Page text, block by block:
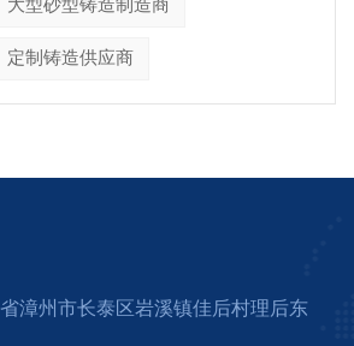
大型砂型铸造制造商
定制铸造供应商
漳州市长泰区岩溪镇佳后村理后东